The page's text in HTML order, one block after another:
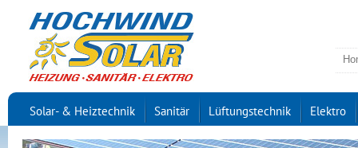
Solar- & Heiztechnik Sanitär Lüftungstechnik Elektro